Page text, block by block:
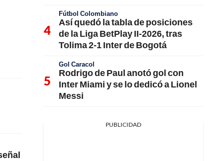
Fútbol Colombiano
Así quedó la tabla de posiciones
de la Liga BetPlay II-2026, tras
Tolima 2-1 Inter de Bogotá
Gol Caracol
Rodrigo de Paul anotó gol con
Inter Miami y se lo dedicó a Lionel
Messi
PUBLICIDAD